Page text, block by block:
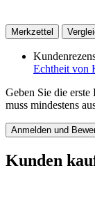
Merkzettel
Echtheit von
Geben Sie die
muss mindestens
Anmelden und
Kunden